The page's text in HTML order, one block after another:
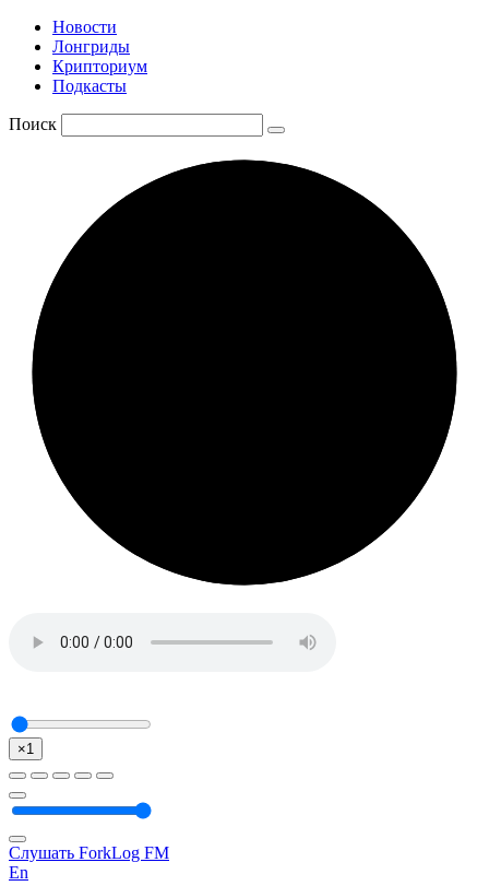
Новости
Лонгриды
Крипториум
Подкасты
Поиск
×1
Слушать ForkLog FM
En